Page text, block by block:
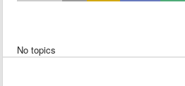
No topics